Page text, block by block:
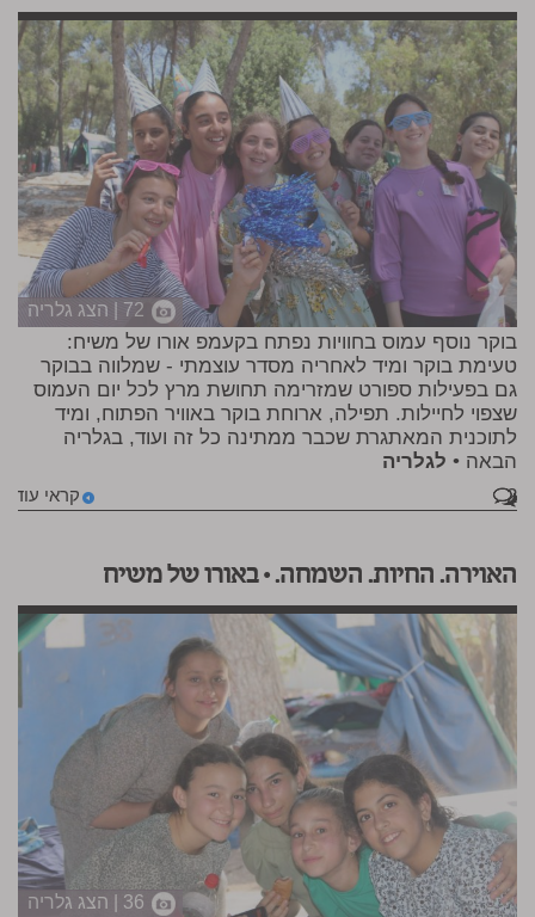
72 | הצג גלריה
בוקר נוסף עמוס בחוויות נפתח בקעמפ אורו של משיח:
טעימת בוקר ומיד לאחריה מסדר עוצמתי - שמלווה בבוקר
גם בפעילות ספורט שמזרימה תחושת מרץ לכל יום העמוס
שצפוי לחיילות. תפילה, ארוחת בוקר באוויר הפתוח, ומיד
לתוכנית המאתגרת שכבר ממתינה כל זה ועוד, בגלריה
הבאה • לגלריה
קראי עוד 2
האוירה. החיות. השמחה. • באורו של משיח
36 | הצג גלריה